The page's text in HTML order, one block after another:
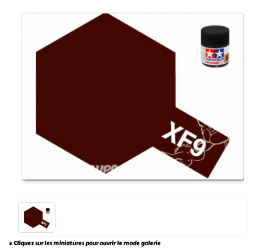
* Cliquez sur les miniatures pour ouvrir le mode galerie